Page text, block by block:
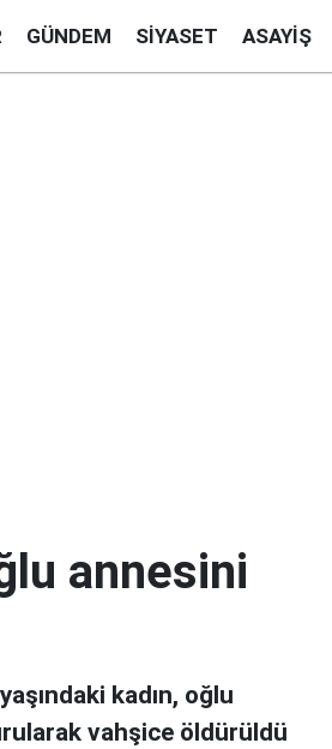
GÜNDEM SIYASET ASAYIŞ
annesini
kadın, oğlu
vahşice öldürüldü